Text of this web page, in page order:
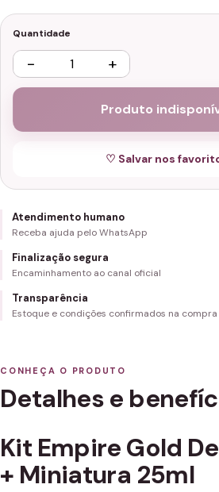
Quantidade
− +
Produto
♡ Salvar nos
Atendimento humano
Receba ajuda pelo WhatsApp
Finalização segura
Encaminhamento ao canal oficial
Transparência
Estoque e condições confirmados na compra
CONHEÇA O PRODUTO
Detalhes e
Kit Empire Gold
+ Miniatura 25ml